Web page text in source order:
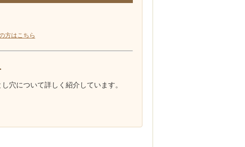
方はこちら
穴について詳しく紹介しています。